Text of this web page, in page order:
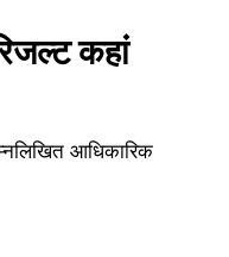
कहां
आधिकारिक